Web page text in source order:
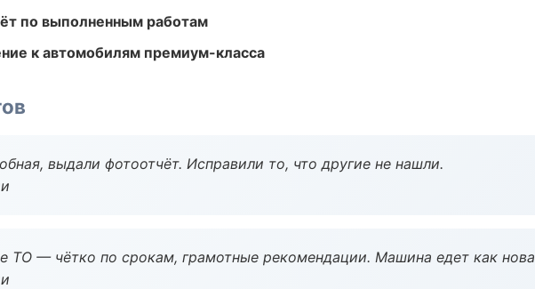
по выполненным работам
к автомобилям премиум-класса
выдали фотоотчёт. Исправили то, что другие не нашли.
ТО — чётко по срокам, грамотные рекомендации. Машина едет как